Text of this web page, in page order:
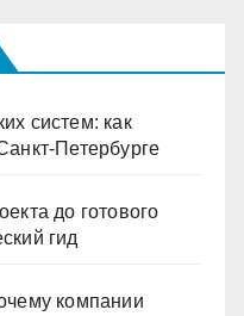
систем: как
Петербурге
до готового
гид
компании